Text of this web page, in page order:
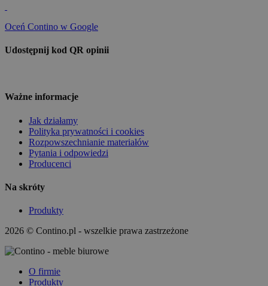
Oceń Contino w Google
Udostępnij kod QR opinii
Ważne informacje
Jak działamy
Polityka prywatności i cookies
Rozpowszechnianie materiałów
Pytania i odpowiedzi
Producenci
Na skróty
Produkty
2026 © Contino.pl - wszelkie prawa zastrzeżone
O firmie
Produkty